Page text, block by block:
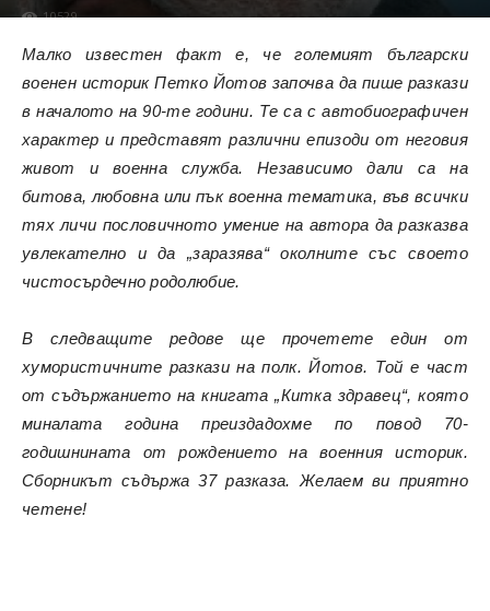
10529
Малко известен факт е, че големият български
военен историк Петко Йотов започва да пише разкази
в началото на 90-те години. Те са с автобиографичен
характер и представят различни епизоди от неговия
живот и военна служба. Независимо дали са на
битова, любовна или пък военна тематика, във всички
тях личи пословичното умение на автора да разказва
увлекателно и да „заразява“ околните със своето
чистосърдечно родолюбие.
В следващите редове ще прочетете един от
хумористичните разкази на полк. Йотов. Той е част
от съдържанието на книгата „Китка здравец“, която
миналата година преиздадохме по повод 70-
годишнината от рождението на военния историк.
Сборникът съдържа 37 разказа. Желаем ви приятно
четене!